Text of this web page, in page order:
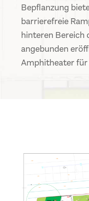
Bepflanzung
barrierefreie
hinteren Bereich
angebunden
Amphitheater für